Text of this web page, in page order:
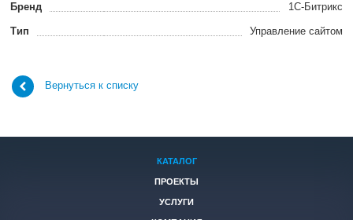
Бренд 1С-Битрикс
Тип Управление сайтом
Вернуться к списку
КАТАЛОГ
ПРОЕКТЫ
УСЛУГИ